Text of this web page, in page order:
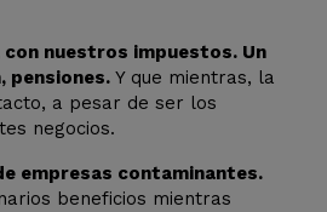
nuestros impuestos. Un
pensiones. Y que mientras, la
a pesar de ser los
negocios.
empresas contaminantes.
beneficios mientras